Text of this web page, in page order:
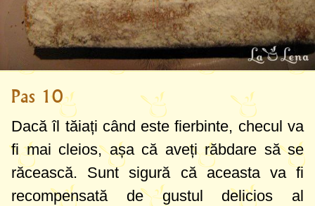
Pas 10
Dacă îl tăiați când este fierbinte, checul va
fi mai cleios, așa că aveți răbdare să se
răcească. Sunt sigură că aceasta va fi
recompensată de gustul delicios al